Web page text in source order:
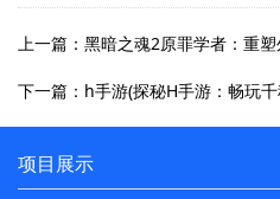
上一篇：黑暗之魂2原罪学者：重
下一篇：h手游(探秘H手游：畅玩
项目展示